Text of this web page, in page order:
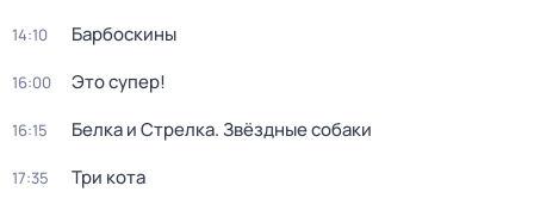
14:10 Барбоскины
16:00 Это супер!
16:15 Белка и Стрелка. Звёздные собаки
17:35 Три кота